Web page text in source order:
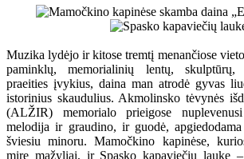
Muzika lydėjo ir kitose tremtį menančiose
paminklų, memorialinių lentų, skulptūrų,
praeities įvykius, daina man atrodė gyvas
istorinius skaudulius. Akmolinsko tėvynės
(ALŽIR) memorialo prieigose
melodija ir graudino, ir guodė,
šviesiu minoru. Mamočkino kapinėse,
mirę mažyliai, ir Spasko kapaviečių lauke